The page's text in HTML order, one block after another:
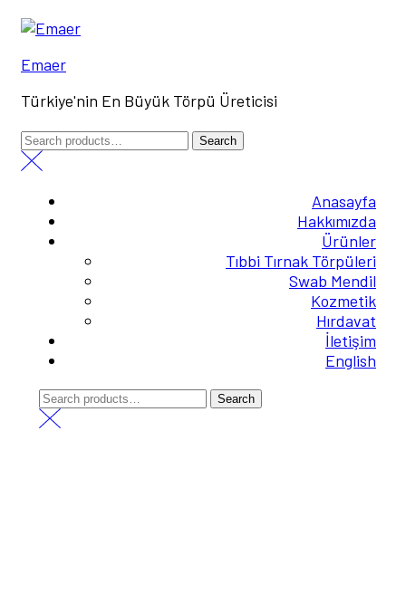
Menu
Emaer
Türkiye'nin En Büyük Törpü Üreticisi
Search
for:
Search
Anasayfa
Hakkımızda
Ürünler
Tıbbi Tırnak Törpüleri
Swab Mendil
Kozmetik
Hırdavat
İletişim
English
Search
for:
Search